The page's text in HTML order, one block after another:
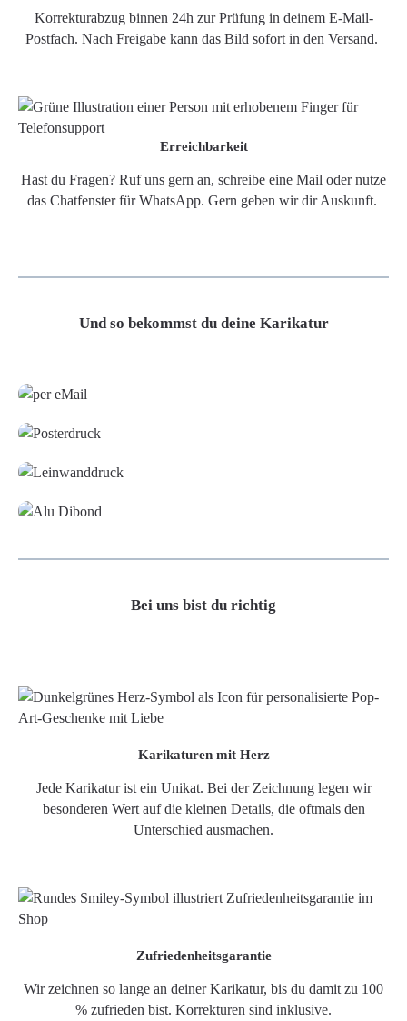
Korrekturabzug binnen 24h zur Prüfung in deinem E-Mail-
Postfach. Nach Freigabe kann das Bild sofort in den Versand.
Erreichbarkeit
Hast du Fragen? Ruf uns gern an, schreibe eine Mail oder nutze
das Chatfenster für WhatsApp. Gern geben wir dir Auskunft.
Und so bekommst du deine Karikatur
Bei uns bist du richtig
Karikaturen mit Herz
Jede Karikatur ist ein Unikat. Bei der Zeichnung legen wir
besonderen Wert auf die kleinen Details, die oftmals den
Unterschied ausmachen.
Zufriedenheitsgarantie
Wir zeichnen so lange an deiner Karikatur, bis du damit zu 100
% zufrieden bist. Korrekturen sind inklusive.